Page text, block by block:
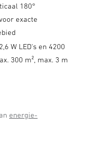
180°
exacte
W LED's en 4200
300 m², max. 3 m
energie-